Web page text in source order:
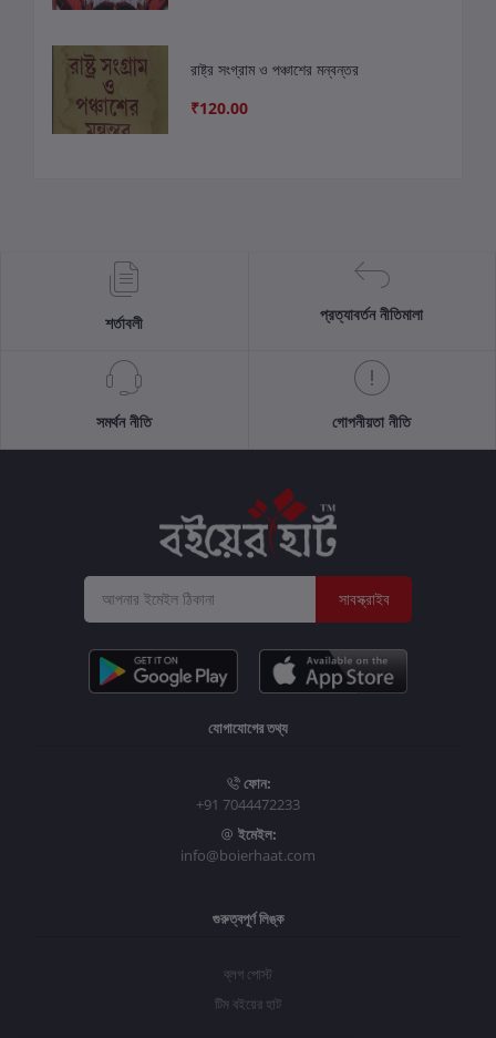
রাষ্ট্র সংগ্রাম ও পঞ্চাশের মন্বন্তর
₹120.00
শর্তাবলী প্রত্যাবর্তন নীতিমালা
সমর্থন নীতি গোপনীয়তা নীতি
সাবস্ক্রাইব
যোগাযোগের তথ্য
ফোন:
+91 7044472233
ইমেইল:
info@boierhaat.com
গুরুত্বপূর্ণ লিঙ্ক
ব্লগ পোস্ট
টিম বইয়ের হাট